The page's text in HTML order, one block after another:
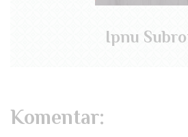
Ipnu
Komentar: